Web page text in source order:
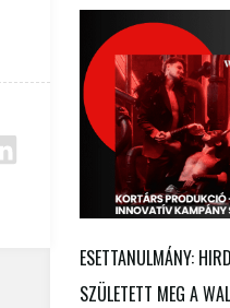
ESETTANULMÁNY:
SZÜLETETT MEG A